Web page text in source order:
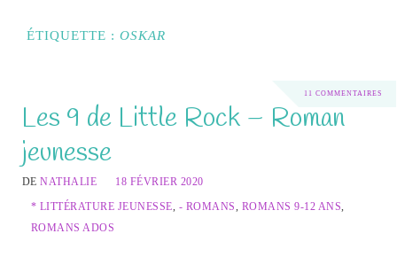
ÉTIQUETTE : OSKAR
11 COMMENTAIRES
Les 9 de Little Rock – Roman
jeunesse
DENATHALIE
18 FÉVRIER 2020
* LITTÉRATURE JEUNESSE, - ROMANS, ROMANS 9-12 ANS,
ROMANS ADOS